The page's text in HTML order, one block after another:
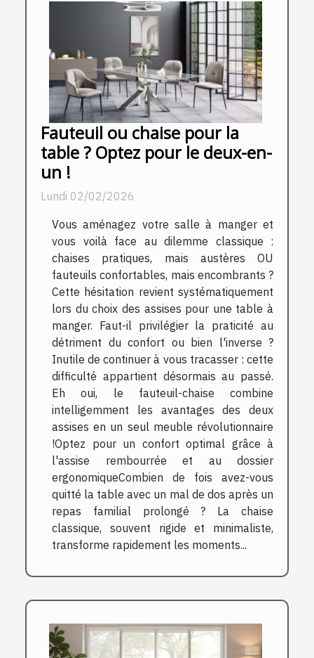
Fauteuil ou chaise pour la
table ? Optez pour le deux-en-
un !
Lundi 02/02/2026
Vous aménagez votre salle à manger et
vous voilà face au dilemme classique :
chaises pratiques, mais austères OU
fauteuils confortables, mais encombrants ?
Cette hésitation revient systématiquement
lors du choix des assises pour une table à
manger. Faut-il privilégier la praticité au
détriment du confort ou bien l'inverse ?
Inutile de continuer à vous tracasser : cette
difficulté appartient désormais au passé.
Eh oui, le fauteuil-chaise combine
intelligemment les avantages des deux
assises en un seul meuble révolutionnaire
!Optez pour un confort optimal grâce à
l'assise rembourrée et au dossier
ergonomiqueCombien de fois avez-vous
quitté la table avec un mal de dos après un
repas familial prolongé ? La chaise
classique, souvent rigide et minimaliste,
transforme rapidement les moments...